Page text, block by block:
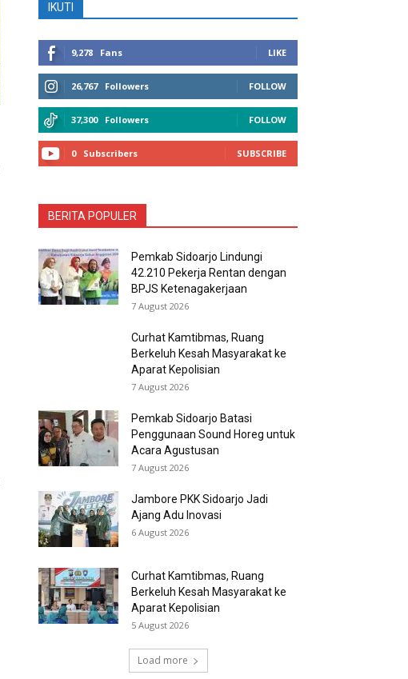
IKUTI
9,278 Fans LIKE
26,767 Followers FOLLOW
37,300 Followers FOLLOW
0 Subscribers SUBSCRIBE
BERITA POPULER
Pemkab Sidoarjo Lindungi
42.210 Pekerja Rentan dengan
BPJS Ketenagakerjaan
7 August 2026
Curhat Kamtibmas, Ruang
Berkeluh Kesah Masyarakat ke
Aparat Kepolisian
7 August 2026
Pemkab Sidoarjo Batasi
Penggunaan Sound Horeg untuk
Acara Agustusan
7 August 2026
Jambore PKK Sidoarjo Jadi
Ajang Adu Inovasi
6 August 2026
Curhat Kamtibmas, Ruang
Berkeluh Kesah Masyarakat ke
Aparat Kepolisian
5 August 2026
Load more